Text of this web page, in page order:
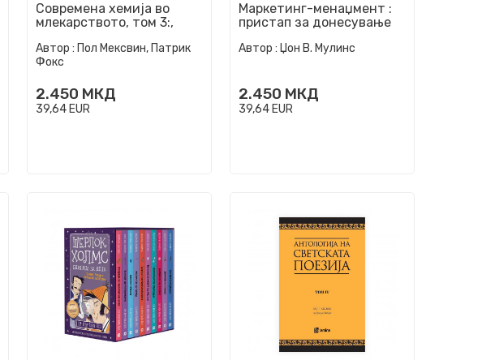
Современа хемија во
млекарството, том 3:,
споредни сост...
Автор : Пол Мексвин, Патрик
Фокс
2.450 МКД
39,64 EUR
Маркетинг-менаџмент :
пристап за донесување
Автор : Џон В. Мулинс
2.450 МКД
39,64 EUR